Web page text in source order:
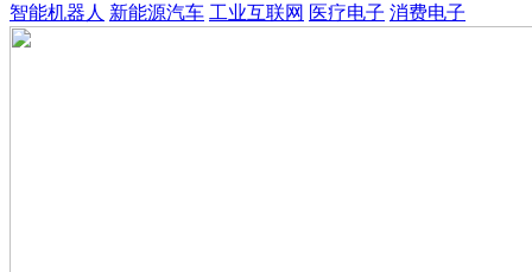
智能机器人 新能源汽车 工业互联网 医疗电子 消费电子